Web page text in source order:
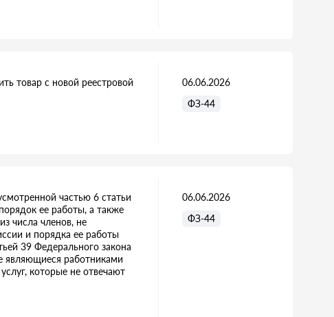
товар с новой реестровой
06.06.2026
ФЗ-44
частью 6 статьи
ее работы, а также
числа членов, не
и порядка ее работы
39 Федерального закона
являющиеся работниками
которые не отвечают
06.06.2026
ФЗ-44